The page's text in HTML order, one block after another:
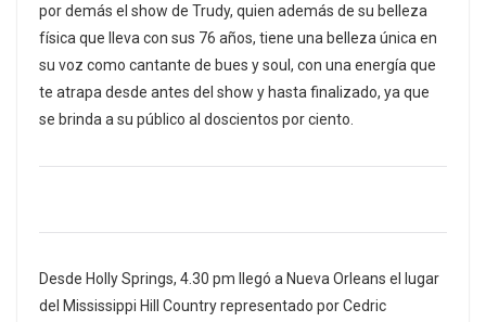
por demás el show de Trudy, quien además de su belleza
física que lleva con sus 76 años, tiene una belleza única en
su voz como cantante de bues y soul, con una energía que
te atrapa desde antes del show y hasta finalizado, ya que
se brinda a su público al doscientos por ciento.
Desde Holly Springs, 4.30 pm llegó a Nueva Orleans el lugar
del Mississippi Hill Country representado por Cedric